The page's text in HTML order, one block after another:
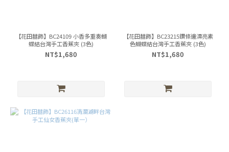
【花田囍飾】BC24109 小香多重奏蝴
蝶結台灣手工香蕉夾 (3色)
NT$1,680
【花田囍飾】BC23215鑽條邊漂亮素
色蝴蝶結台灣手工香蕉夾 (3色)
NT$1,680